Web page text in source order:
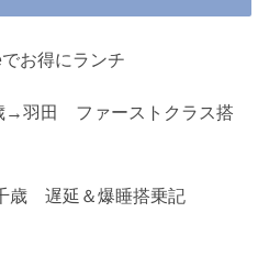
お得にランチ
→羽田 ファーストクラス搭
歳 遅延＆爆睡搭乗記